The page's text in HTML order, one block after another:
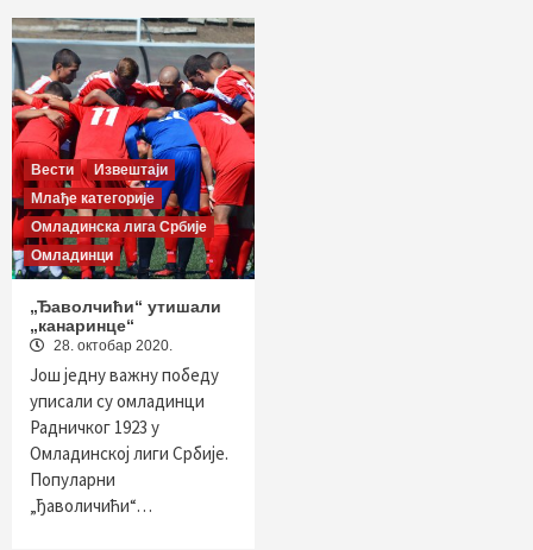
Вести
Извештаји
Млађе категорије
Омладинска лига Србије
Омладинци
„Ђаволчићи“ утишали
„канаринце“
28. октобар 2020.
Још једну важну победу
уписали су омладинци
Радничког 1923 у
Омладинској лиги Србије.
Популарни
„ђаволичићи“…